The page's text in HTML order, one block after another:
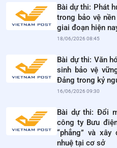
Bài dự thi: Phát
trong bảo vệ
giai đoạn hiện
18/06/2026 08:45
Bài dự thi: Văn
sinh bảo vệ
Đảng trong kỷ
16/06/2026 09:30
Bài dự thi: Đổi
công ty Bưu
“phẳng” và
nhuệ tại cơ sở